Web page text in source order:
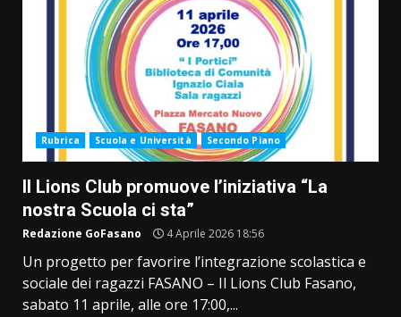
Rubrica Scuola e Università Secondo Piano
Il Lions Club promuove l’iniziativa “La
nostra Scuola ci sta”
Redazione GoFasano 4 Aprile 2026 18:56
Un progetto per favorire l’integrazione scolastica e
sociale dei ragazzi FASANO – Il Lions Club Fasano,
sabato 11 aprile, alle ore 17:00,...